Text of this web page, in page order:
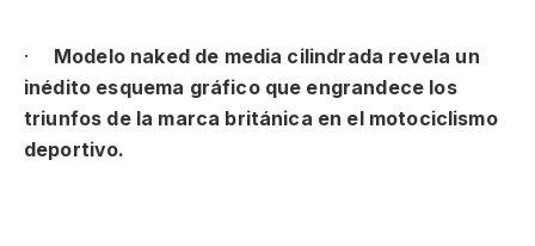
· Modelo naked de media cilindrada revela un
inédito esquema gráfico que engrandece los
triunfos de la marca británica en el motociclismo
deportivo.